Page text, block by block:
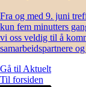
Fra og med 9. juni
kun fem minutters
vi oss veldig til å
samarbeidspartnere
Gå til Aktuelt
Til forsiden